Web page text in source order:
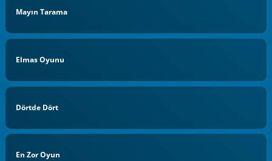
Mayın Tarama
Elmas Oyunu
Dörtde Dört
En Zor Oyun